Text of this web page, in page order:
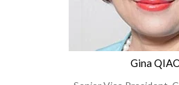
Gina